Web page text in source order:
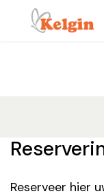
Reserveer hier